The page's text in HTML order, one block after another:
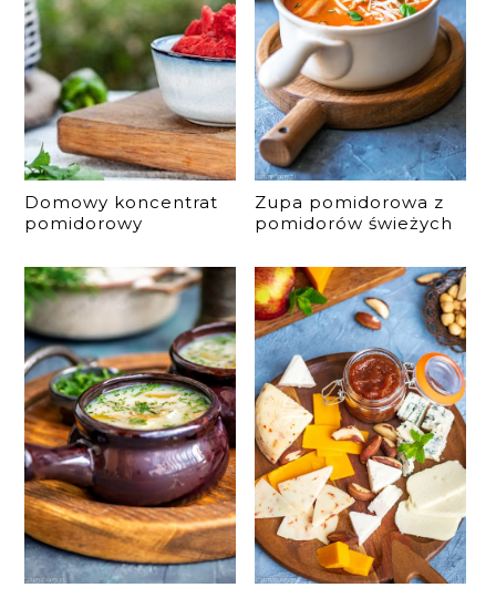
Domowy koncentrat
pomidorowy
Zupa pomidorowa z
pomidorów świeżych